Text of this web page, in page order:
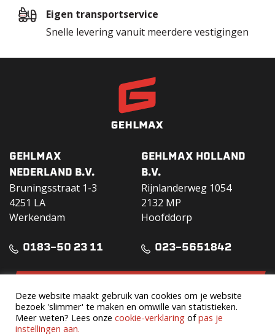
Eigen transportservice
Snelle levering vanuit meerdere vestigingen
GEHLMAX
NEDERLAND B.V.
Bruningsstraat 1-3
4251 LA
Werkendam
0183-50 23 11
GEHLMAX HOLLAND
B.V.
Rijnlanderweg 1054
2132 MP
Hoofddorp
023-5651842
Huurvoorwaarden
Verzekeringsvoorwaarden
Deze website maakt gebruik van cookies om je website
bezoek 'slimmer' te maken en omwille van statistieken.
Meer weten? Lees onze cookie-verklaring ofpas je
instellingen aan.